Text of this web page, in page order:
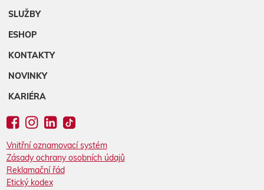
SLUŽBY
ESHOP
KONTAKTY
NOVINKY
KARIÉRA
Vnitřní oznamovací systém
Zásady ochrany osobních údajů
Reklamační řád
Etický kodex